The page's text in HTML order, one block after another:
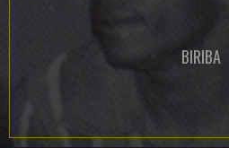
BIRIBA